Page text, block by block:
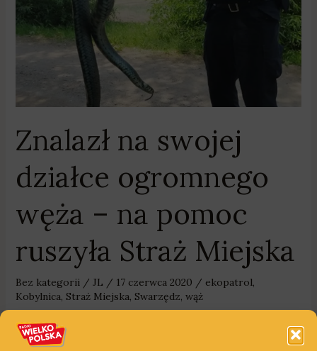
Znalazł na swojej
działce ogromnego
węża – na pomoc
ruszyła Straż Miejska
Bez kategorii/ JL / 17 czerwca 2020 / ekopatrol,
Kobylnica, Straż Miejska, Swarzędz, wąż
Mieszkaniec Kobylnicy w gminie Czerwonak sobotnie
popołudnie spędzał na swojej działce. Po wejściu do altanki